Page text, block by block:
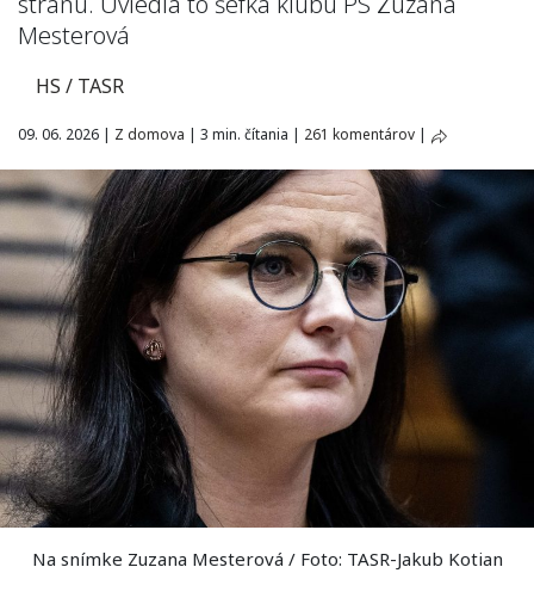
Mesterová
HS / TASR
09. 06. 2026 | Z domova | 3 min. čítania | 261 komentárov |
Na snímke Zuzana Mesterová / Foto: TASR-Jakub Kotian